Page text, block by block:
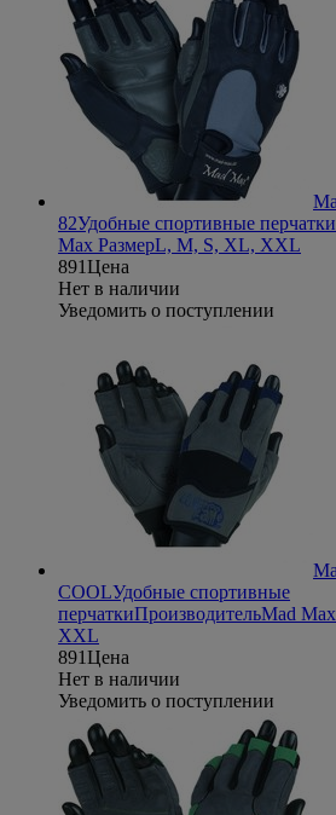
82Удобные спортивные перчатки
Max РазмерL, M, S, XL, XXL
891Цена
Нет в наличии
Уведомить о поступлении
COOLУдобные спортивные
перчаткиПроизводительMad Max
XXL
891Цена
Нет в наличии
Уведомить о поступлении